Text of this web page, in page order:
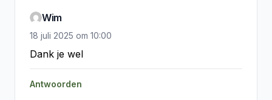
Wim
18 juli 2025 om 10:00
Dank je wel
Antwoorden